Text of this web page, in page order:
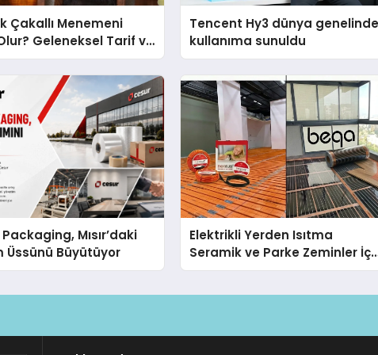
Çakallı Menemeni
Geleneksel Tarif ve
Tencent Hy3 dünya
kullanıma sunuldu
Mısır’daki
Üssünü Büyütüyor
Elektrikli Yerden Isıtma
Seramik ve Parke Zeminler
En Verimli Çözümler